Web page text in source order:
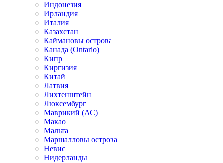
Индонезия
Ирландия
Италия
Казахстан
Каймановы острова
Канада (Ontario)
Кипр
Киргизия
Китай
Латвия
Лихтенштейн
Люксембург
Маврикий (АС)
Макао
Мальта
Маршалловы острова
Нeвис
Нидерланды